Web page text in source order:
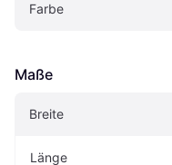
Farbe
Maße
Breite
Länge